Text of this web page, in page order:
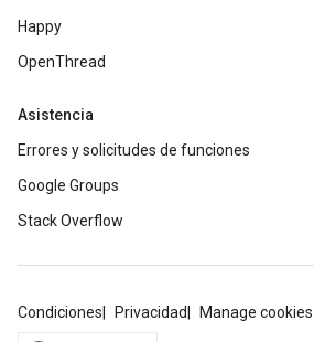
Happy
OpenThread
Asistencia
Errores y solicitudes de funciones
Google Groups
Stack Overflow
Condiciones Privacidad Manage cookies